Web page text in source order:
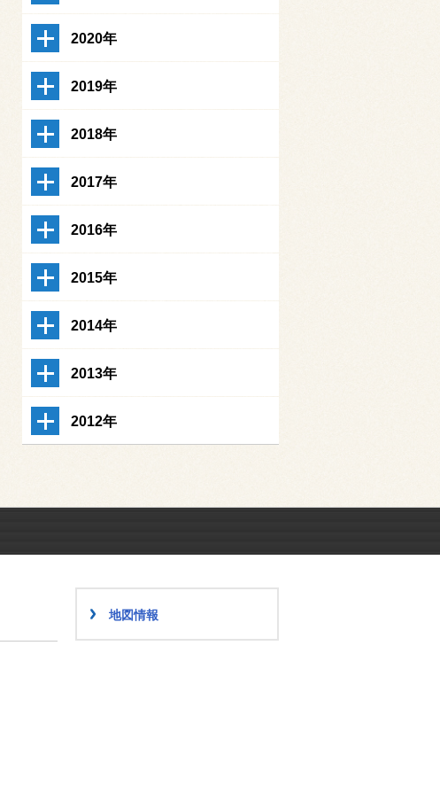
2020年
2019年
2018年
2017年
2016年
2015年
2014年
2013年
2012年
地図情報